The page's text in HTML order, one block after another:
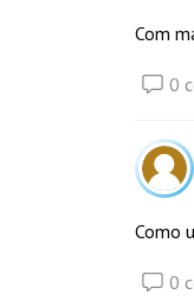
Com
0
Como
0